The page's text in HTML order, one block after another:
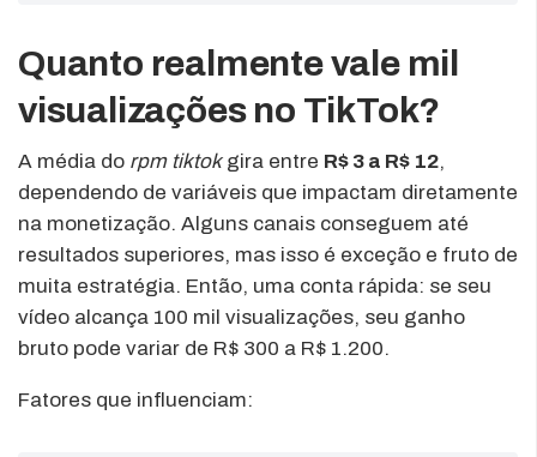
Quanto realmente vale mil
visualizações no TikTok?
A média do rpm tiktokgira entre R$ 3 a R$ 12,
dependendo de variáveis que impactam diretamente
na monetização. Alguns canais conseguem até
resultados superiores, mas isso é exceção e fruto de
muita estratégia. Então, uma conta rápida: se seu
vídeo alcança 100 mil visualizações, seu ganho
bruto pode variar de R$ 300 a R$ 1.200.
Fatores que influenciam: